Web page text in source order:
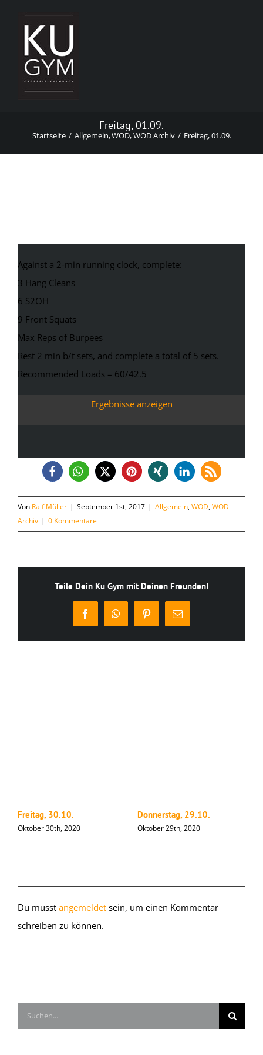
springen
Freitag, 01.09.
Startseite Allgemein WOD WOD Archiv Freitag, 01.09.
Against a 2-min running clock, complete:
3 Hang Cleans
6 S2OH
9 Front Squats
Max Reps of Burpees
Rest 2 min b/t sets, and complete a total of 5 sets.
Recommended Loads – 60/42.5
Ergebnisse anzeigen
Von Ralf Müller | September 1st, 2017 | Allgemein,WOD,WOD
Archiv | 0 Kommentare
Teile Dein Ku Gym mit Deinen Freunden!
FacebookWhatsAppPinterest
E-
Mail
Freitag, 30.10.
Oktober 30th, 2020
Donnerstag, 29.10.
Oktober 29th, 2020
Du musst angemeldet sein, um einen Kommentar
schreiben zu können.
Suche
nach: